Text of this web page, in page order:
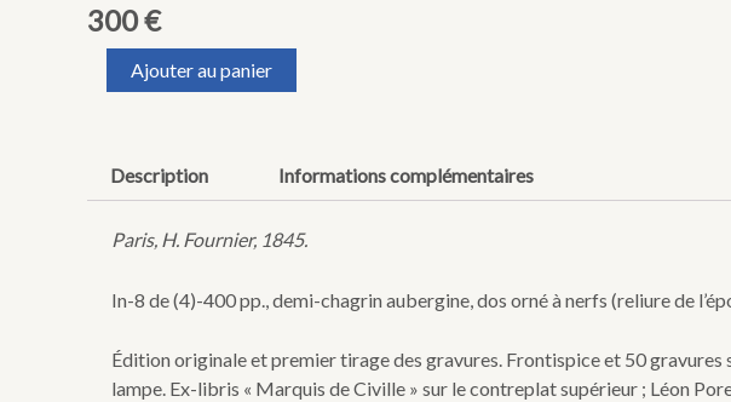
300€
Isidore
Gérard,
J.J.).
proverbes.
Ajouter au panier
Description Informations complémentaires
Paris, H. Fournier, 1845.
In-8 de (4)-400 pp., demi-chagrin aubergine, dos orné à nerfs (reliure de
Édition originale et premier tirage des gravures. Frontispice et 50
lampe. Ex-libris « Marquis de Civille » sur le contreplat supérieur ; Léon